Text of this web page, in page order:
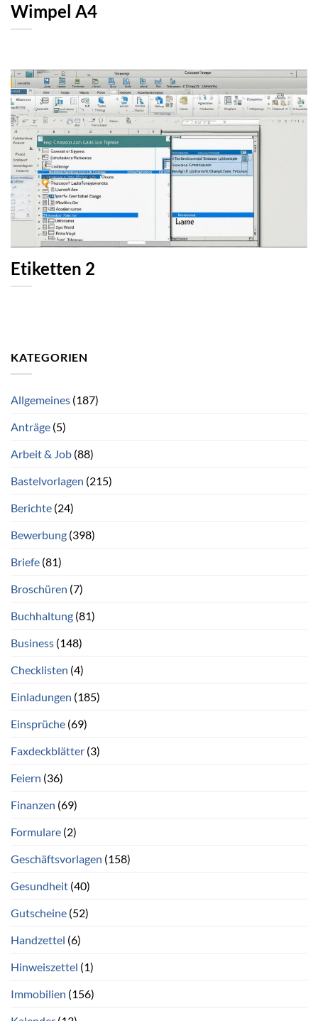
Wimpel A4
Etiketten 2
KATEGORIEN
Allgemeines (187)
Anträge (5)
Arbeit & Job (88)
Bastelvorlagen (215)
Berichte (24)
Bewerbung (398)
Briefe (81)
Broschüren (7)
Buchhaltung (81)
Business (148)
Checklisten (4)
Einladungen (185)
Einsprüche (69)
Faxdeckblätter (3)
Feiern (36)
Finanzen (69)
Formulare (2)
Geschäftsvorlagen (158)
Gesundheit (40)
Gutscheine (52)
Handzettel (6)
Hinweiszettel (1)
Immobilien (156)